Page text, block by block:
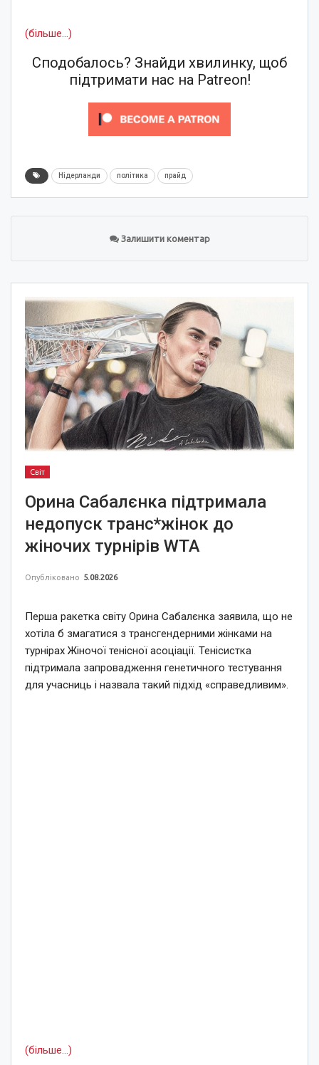
(більше…)
Сподобалось? Знайди хвилинку, щоб
підтримати нас на Patreon!
Нідерланди політика прайд
Залишити коментар
Світ
Орина Сабалєнка підтримала
недопуск транс*жінок до
жіночих турнірів WTA
Опубліковано 5.08.2026
Перша ракетка світу Орина Сабалєнка заявила, що не
хотіла б змагатися з трансгендерними жінками на
турнірах Жіночої тенісної асоціації. Тенісистка
підтримала запровадження генетичного тестування
для учасниць і назвала такий підхід «справедливим».
(більше…)